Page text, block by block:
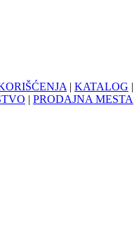
| KATALOG |
| PRODAJNA MESTA